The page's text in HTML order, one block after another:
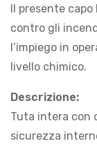
Il presente
contro gli
l’impiego in
livello chimico.
Descrizione:
Tuta intera con
sicurezza